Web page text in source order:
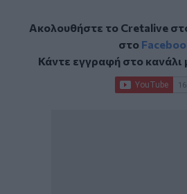
Ακολουθήστε το Cretalive
στο
Κάντε εγγραφή στο κανάλι